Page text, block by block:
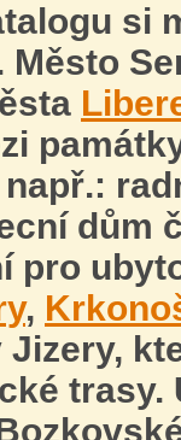
si
Město
dům
pro
,
trasy.